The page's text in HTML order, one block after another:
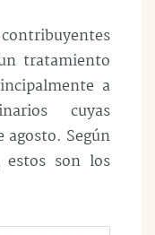
tratamiento
a
cuyas
agosto. Según
son los